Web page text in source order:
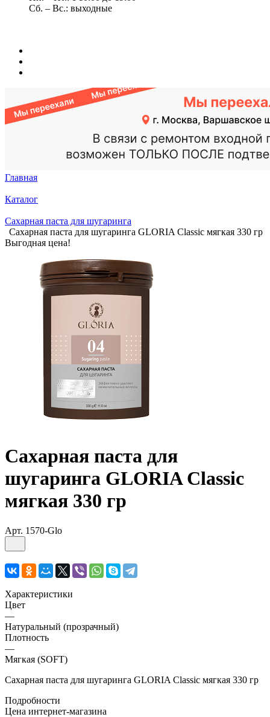
Сб. – Вс.: выходные
Главная
Каталог
Сахарная паста для шугаринга
Сахарная паста для шугаринга GLORIA Classic мягкая 330 гр
Выгодная цена!
Сахарная паста для
шугаринга GLORIA Classic
мягкая 330 гр
Арт. 1570-Glo
Характеристики
Цвет
—
Натуральный (прозрачный)
Плотность
—
Мягкая (SOFT)
Сахарная паста для шугаринга GLORIA Classic мягкая 330 гр
Подробности
Цена интернет-магазина